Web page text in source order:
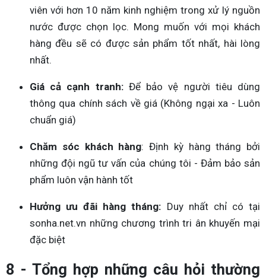
viên với hơn 10 năm kinh nghiệm trong xử lý nguồn
nước được chọn lọc. Mong muốn với mọi khách
hàng đều sẽ có được sản phẩm tốt nhất, hài lòng
nhất.
Giá cả cạnh tranh:Để bảo vệ người tiêu dùng
thông qua chính sách về giá (Không ngại xa - Luôn
chuẩn giá)
Chăm sóc khách hàng: Định kỳ hàng tháng bởi
những đội ngũ tư vấn của chúng tôi - Đảm bảo sản
phẩm luôn vận hành tốt
Hưởng ưu đãi hàng tháng: Duy nhất chỉ có tại
sonha.net.vn những chương trình tri ân khuyến mại
đặc biệt
8 - Tổng hợp những câu hỏi thường